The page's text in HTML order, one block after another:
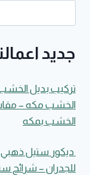
مع
بمكة
–
جديد
الخشب مكه –
الخشب بمكه
للجدران – شرائح